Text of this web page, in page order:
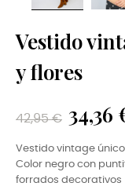
Vestido
y flores
42,95 € 34,36
Vestido vintage único
Color negro con
forrados decorativos